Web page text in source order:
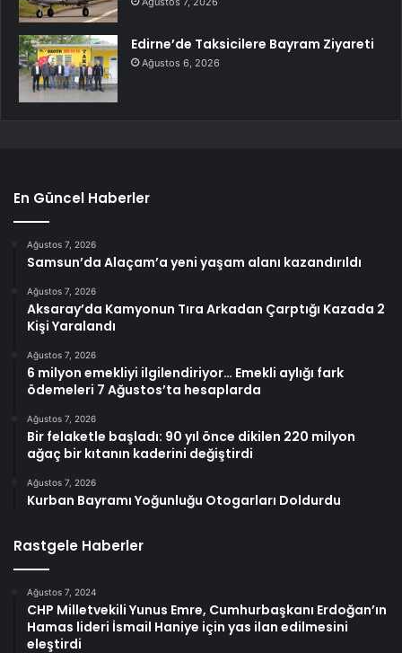
Edirne’de Taksicilere Bayram Ziyareti
Ağustos 6, 2026
En Güncel Haberler
Ağustos 7, 2026
Samsun’da Alaçam’a yeni yaşam alanı kazandırıldı
Ağustos 7, 2026
Aksaray’da Kamyonun Tıra Arkadan Çarptığı Kazada 2
Kişi Yaralandı
Ağustos 7, 2026
6 milyon emekliyi ilgilendiriyor… Emekli aylığı fark
ödemeleri 7 Ağustos’ta hesaplarda
Ağustos 7, 2026
Bir felaketle başladı: 90 yıl önce dikilen 220 milyon
ağaç bir kıtanın kaderini değiştirdi
Ağustos 7, 2026
Kurban Bayramı Yoğunluğu Otogarları Doldurdu
Rastgele Haberler
Ağustos 7, 2024
CHP Milletvekili Yunus Emre, Cumhurbaşkanı Erdoğan’ın
Hamas lideri İsmail Haniye için yas ilan edilmesini
eleştirdi